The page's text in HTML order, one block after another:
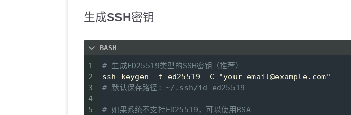
生成SSH密钥
BASH
1
2
3
4
5
# 生成ED25519类型的SSH密钥（推荐）
ssh-keygen -t ed25519 -C
"your_email@example.com"
# 默认保存路径：~/.ssh/id_ed25519
# 如果系统不支持ED25519，可以使用RSA